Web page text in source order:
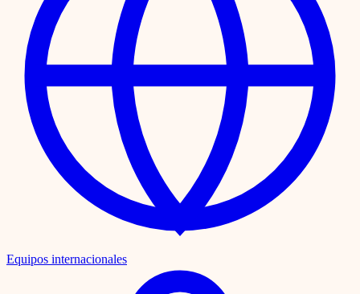
Equipos internacionales